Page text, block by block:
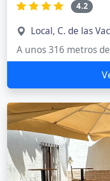
4.2
Local, C. de las
A unos 316 metros